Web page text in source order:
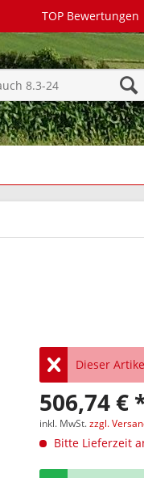
TOP Bewertungen
Dieser
506,74 €
inkl. MwSt.zzgl.
Bitte Lieferzeit